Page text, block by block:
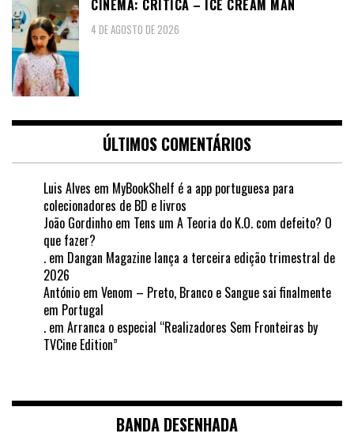
CINEMA: CRÍTICA – ICE CREAM MAN
4 DE AGOSTO DE 2026
ÚLTIMOS COMENTÁRIOS
Luis Alves em MyBookShelf é a app portuguesa para
colecionadores de BD e livros
João Gordinho em Tens um A Teoria do K.O. com defeito? O
que fazer?
. em Dangan Magazine lança a terceira edição trimestral de
2026
António em Venom – Preto, Branco e Sangue sai finalmente
em Portugal
. em Arranca o especial “Realizadores Sem Fronteiras by
TVCine Edition”
BANDA DESENHADA